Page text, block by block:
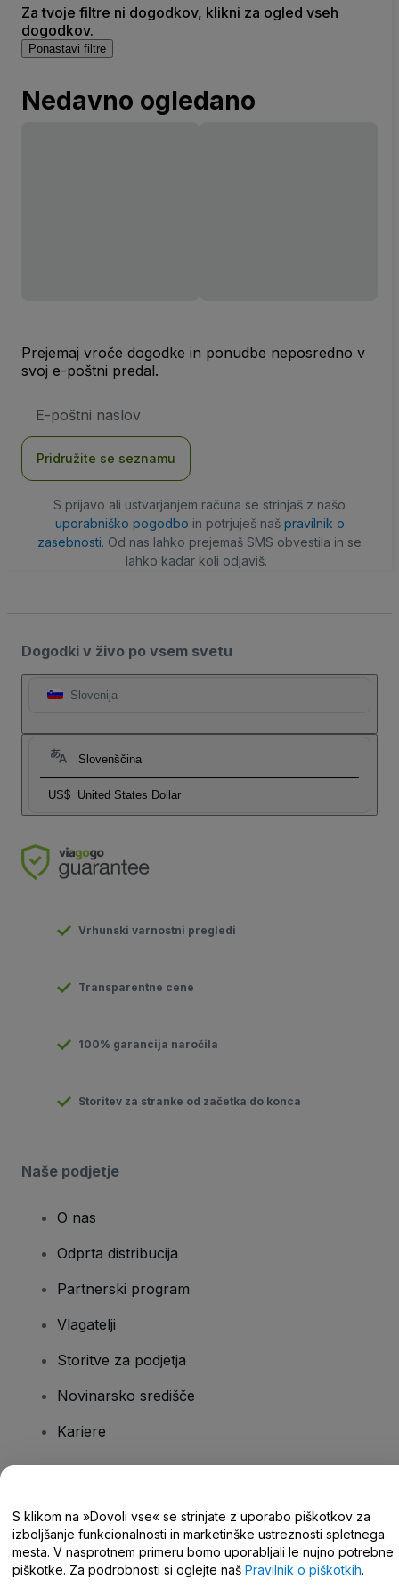
Za tvoje filtre ni dogodkov, klikni za ogled vseh
dogodkov.
Ponastavi filtre
Nedavno ogledano
Prejemaj vroče dogodke in ponudbe neposredno v
svoj e-poštni predal.
naslov
Pridružite se seznamu
S prijavo ali ustvarjanjem računa se strinjaš z našo
uporabniško pogodbo in potrjuješ naš pravilnik o
zasebnosti. Od nas lahko prejemaš SMS obvestila in se
lahko kadar koli odjaviš.
Dogodki v živo po vsem svetu
Slovenija
Slovenščina
US$ United States Dollar
Vrhunski varnostni pregledi
Transparentne cene
100% garancija naročila
Storitev za stranke od začetka do konca
Naše podjetje
O nas
Odprta distribucija
Partnerski program
Vlagatelji
Storitve za podjetja
Novinarsko središče
Kariere
Središče za pomoč/stik z nami
S klikom na »Dovoli vse« se strinjate z uporabo piškotkov za
izboljšanje funkcionalnosti in marketinške ustreznosti spletnega
mesta. V nasprotnem primeru bomo uporabljali le nujno potrebne
piškotke. Za podrobnosti si oglejte naš Pravilnik o piškotkih.